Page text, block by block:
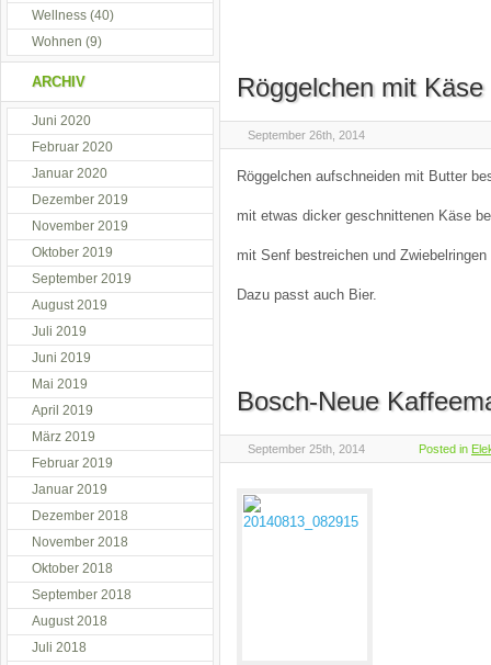
Röggelchen mit
September 26th, 2014
Röggelchen aufschneiden mit Butter
mit etwas dicker geschnittenen Käse
mit Senf bestreichen und Zwiebelringen
Dazu passt auch Bier.
Bosch-Neue
September 25th, 2014 Posted in
Wellness (40)
Wohnen (9)
ARCHIV
Juni 2020
Februar 2020
Januar 2020
Dezember 2019
November 2019
Oktober 2019
September 2019
August 2019
Juli 2019
Juni 2019
Mai 2019
April 2019
März 2019
Februar 2019
Januar 2019
Dezember 2018
November 2018
Oktober 2018
September 2018
August 2018
Juli 2018